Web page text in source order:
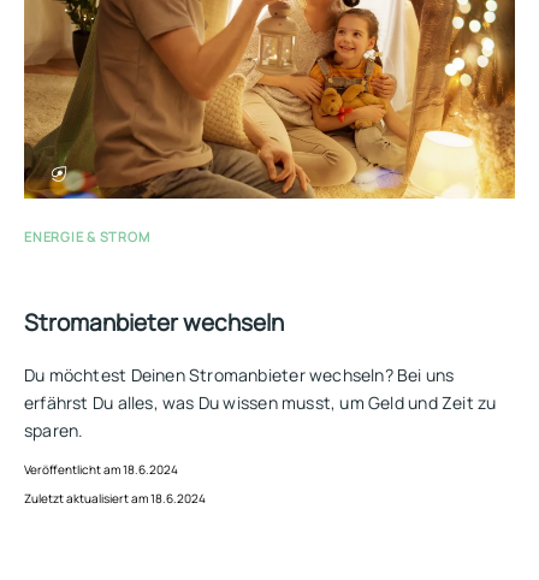
ENERGIE & STROM
Stromanbieter wechseln
Du möchtest Deinen Stromanbieter wechseln? Bei uns
erfährst Du alles, was Du wissen musst, um Geld und Zeit zu
sparen.
Veröffentlicht am 18.6.2024
Zuletzt aktualisiert am 18.6.2024